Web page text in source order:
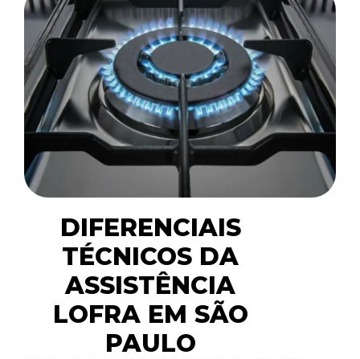
DIFERENCIAIS
TÉCNICOS DA
ASSISTÊNCIA
LOFRA EM SÃO
PAULO